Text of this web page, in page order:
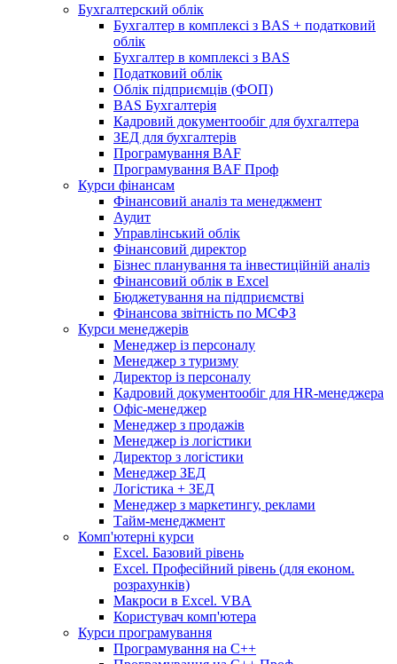
Бухгалтерский облік
Бухгалтер в комплексі з BAS + податковий
облік
Бухгалтер в комплексі з BAS
Податковий облік
Облік підприємців (ФОП)
BAS Бухгалтерія
Кадровий документообіг для бухгалтера
ЗЕД для бухгалтерів
Програмування BAF
Програмування BAF Проф
Курси фінансам
Фінансовий аналіз та менеджмент
Аудит
Управлінський облік
Фінансовий директор
Бізнес планування та інвестиційній аналіз
Фінансовий облiк в Excel
Бюджетування на підприємстві
Фінансова звітність по МСФЗ
Курси менеджерів
Менеджер із персоналу
Менеджер з туризму
Директор iз персоналу
Кадровий документообіг для HR-менеджера
Офіс-менеджер
Менеджер з продажів
Менеджер із логістики
Директор з логістики
Менеджер ЗEД
Логістика + ЗЕД
Менеджер з маркетингу, реклами
Тайм-менеджмент
Комп'ютерні курси
Excel. Базовий рівень
Excel. Професійний рівень (для економ.
розрахунків)
Макроси в Excel. VBA
Користувач комп'ютера
Курси програмування
Програмування на С++